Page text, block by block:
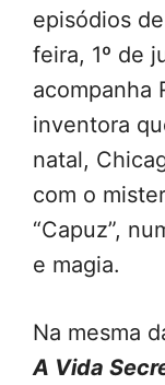
episódios de
feira, 1º de
acompanha
inventora
natal,
com o
“Capuz”,
e magia.
Na mesma
A Vida